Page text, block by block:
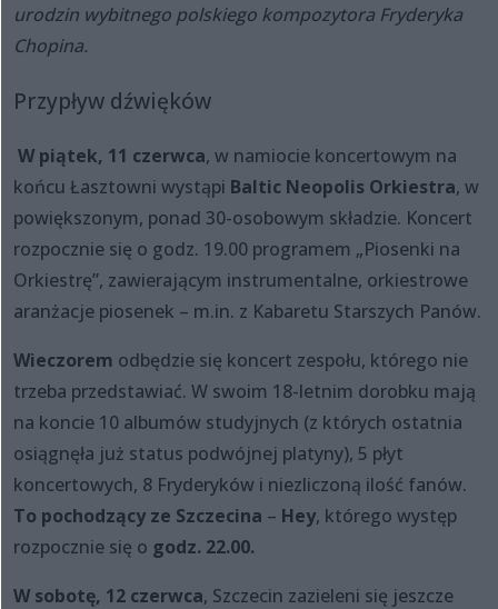
urodzin wybitnego polskiego kompozytora Fryderyka
Chopina.
Przypływ dźwięków
W piątek, 11 czerwca, w namiocie koncertowym na
końcu Łasztowni wystąpi Baltic Neopolis Orkiestra, w
powiększonym, ponad 30-osobowym składzie. Koncert
rozpocznie się o godz. 19.00 programem „Piosenki na
Orkiestrę”, zawierającym instrumentalne, orkiestrowe
aranżacje piosenek – m.in. z Kabaretu Starszych Panów.
Wieczorem odbędzie się koncert zespołu, którego nie
trzeba przedstawiać. W swoim 18-letnim dorobku mają
na koncie 10 albumów studyjnych (z których ostatnia
osiągnęła już status podwójnej platyny), 5 płyt
koncertowych, 8 Fryderyków i niezliczoną ilość fanów.
To pochodzący ze Szczecina – Hey, którego występ
rozpocznie się o godz. 22.00.
W sobotę, 12 czerwca, Szczecin zazieleni się jeszcze